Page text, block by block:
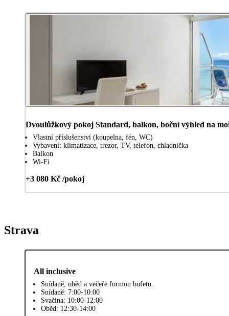
Dvoulůžkový pokoj Standard, balkon, boční výhled na
Vlastní příslušenství (koupelna, fén, WC)
Vybavení: klimatizace, trezor, TV, telefon, chladnička
Balkon
Wi-Fi
+3 080 Kč /pokoj
Strava
All inclusive
Snídaně, oběd a večeře formou bufetu.
Snídaně: 7:00-10:00
Svačina: 10:00-12:00
Oběd: 12:30-14:00